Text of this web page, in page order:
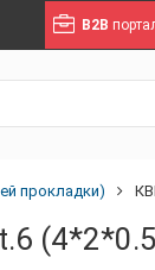
B2B
прокладки)